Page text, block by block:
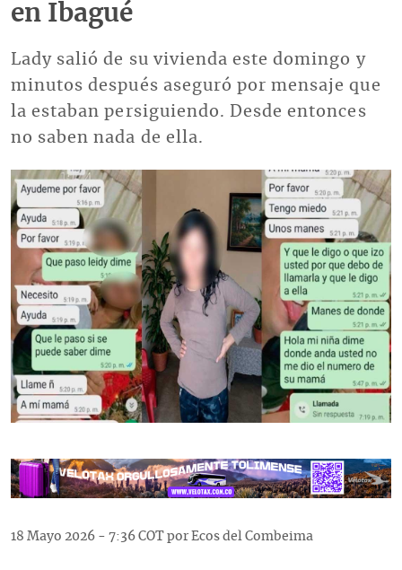
en Ibagué
Lady salió de su vivienda este domingo y
minutos después aseguró por mensaje que
la estaban persiguiendo. Desde entonces
no saben nada de ella.
Imagen
18 Mayo 2026 - 7:36 COT por Ecos del Combeima